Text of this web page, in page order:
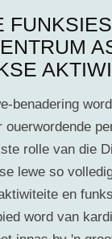
benadering
rolle van die
lewe so
en
word van